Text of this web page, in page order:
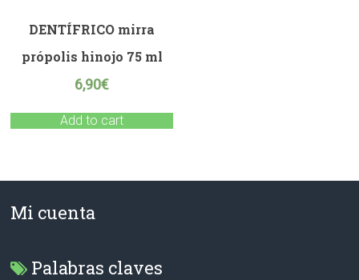
DENTÍFRICO mirra
própolis hinojo 75 ml
6,90€
Add to cart
Mi cuenta
Palabras claves